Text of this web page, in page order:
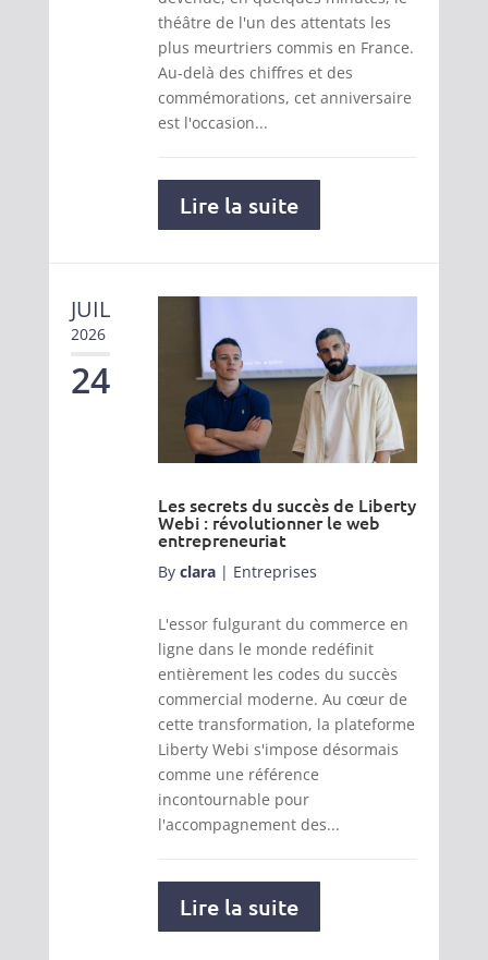
théâtre de l'un des attentats les
plus meurtriers commis en France.
Au-delà des chiffres et des
commémorations, cet anniversaire
est l'occasion...
Lire la suite
JUIL
2026
24
Les secrets du succès de Liberty
Webi : révolutionner le web
entrepreneuriat
By clara| Entreprises
L'essor fulgurant du commerce en
ligne dans le monde redéfinit
entièrement les codes du succès
commercial moderne. Au cœur de
cette transformation, la plateforme
Liberty Webi s'impose désormais
comme une référence
incontournable pour
l'accompagnement des...
Lire la suite